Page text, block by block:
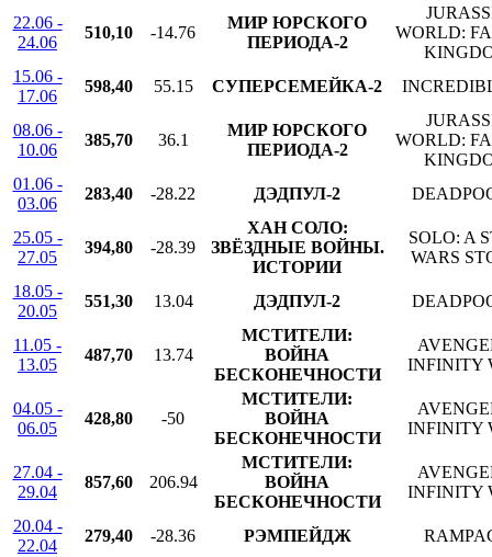
22.06 -
24.06
510,10 -14.76
МИР ЮРСКОГО
ПЕРИОДА-2
WORLD:
15.06 -
17.06
598,40 55.15 СУПЕРСЕМЕЙКА-2
08.06 -
10.06
385,70 36.1
МИР ЮРСКОГО
ПЕРИОДА-2
WORLD:
01.06 -
03.06
283,40 -28.22 ДЭДПУЛ-2
25.05 -
27.05
394,80 -28.39
ХАН СОЛО:
ЗВЁЗДНЫЕ ВОЙНЫ.
ИСТОРИИ
SOLO: A
WARS
18.05 -
20.05
551,30 13.04 ДЭДПУЛ-2
11.05 -
13.05
487,70 13.74
МСТИТЕЛИ:
ВОЙНА
БЕСКОНЕЧНОСТИ
INFINITY
04.05 -
06.05
428,80 -50
МСТИТЕЛИ:
ВОЙНА
БЕСКОНЕЧНОСТИ
INFINITY
27.04 -
29.04
857,60 206.94
МСТИТЕЛИ:
ВОЙНА
БЕСКОНЕЧНОСТИ
INFINITY
20.04 -
22.04
279,40 -28.36 РЭМПЕЙДЖ